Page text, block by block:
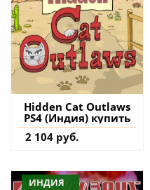
Hidden Cat Outlaws
PS4 (Индия) купить
2 104 руб.
ИНДИЯ